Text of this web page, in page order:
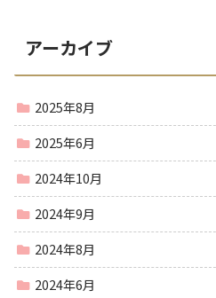
アーカイブ
2025年8月
2025年6月
2024年10月
2024年9月
2024年8月
2024年6月